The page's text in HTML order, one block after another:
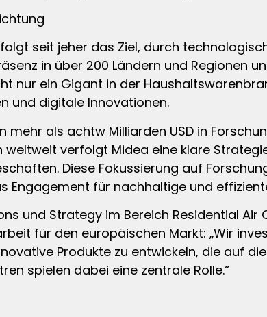
seit jeher das Ziel, durch
in über 200 Ländern und Regionen
nur ein Gigant in der
und digitale Innovationen.
als achtw Milliarden USD in
verfolgt Midea eine klare
Diese Fokussierung auf
Engagement für nachhaltige und
und Strategy im Bereich Residential
für den europäischen Markt: „Wir
Produkte zu entwickeln, die auf
spielen dabei eine zentrale Rolle.“